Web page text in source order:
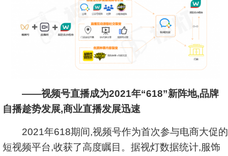
——视频号直播成为2021年“618”新阵地,品牌
自播趁势发展,商业直播发展迅速
2021年618期间,视频号作为首次参与电商大促的
短视频平台,收获了高度瞩目。据视灯数据统计,服饰